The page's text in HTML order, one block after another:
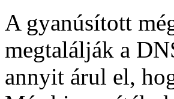
A gyanúsított
megtalálják a
annyit árul el,